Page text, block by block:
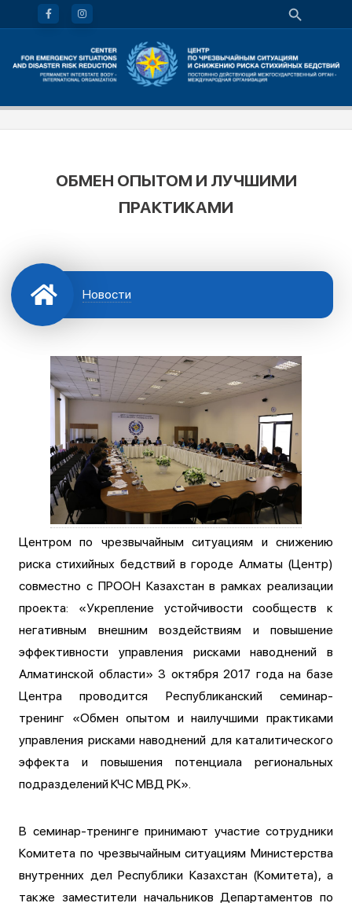
ОБМЕН ОПЫТОМ И ЛУЧШИМИ
ПРАКТИКАМИ
Новости
Центром по чрезвычайным ситуациям и снижению
риска стихийных бедствий в городе Алматы (Центр)
совместно с ПРООН Казахстан в рамках реализации
проекта: «Укрепление устойчивости сообществ к
негативным внешним воздействиям и повышение
эффективности управления рисками наводнений в
Алматинской области» 3 октября 2017 года на базе
Центра проводится Республиканский семинар-
тренинг «Обмен опытом и наилучшими практиками
управления рисками наводнений для каталитического
эффекта и повышения потенциала региональных
подразделений КЧС МВД РК».
В семинар-тренинге принимают участие сотрудники
Комитета по чрезвычайным ситуациям Министерства
внутренних дел Республики Казахстан (Комитета), а
также заместители начальников Департаментов по